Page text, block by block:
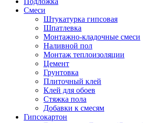
Смеси
Штукатурка гипсовая
Шпатлевка
Монтажно-кладочные смеси
Наливной пол
Монтаж теплоизоляции
Цемент
Грунтовка
Плиточный клей
Клей для обоев
Стяжка пола
Добавки к смесям
Гипсокартон